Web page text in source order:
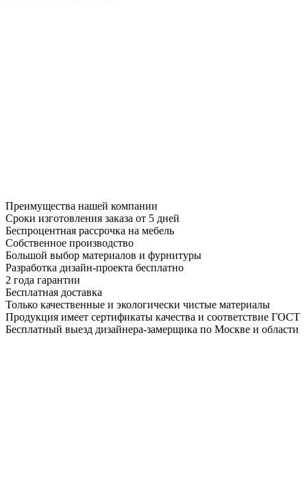
Преимущества нашей компании
Сроки изготовления заказа от 5 дней
Беспроцентная рассрочка на мебель
Собственное производство
Большой выбор материалов и фурнитуры
Разработка дизайн-проекта бесплатно
2 года гарантии
Бесплатная доставка
Только качественные и экологически чистые материалы
Продукция имеет сертификаты качества и соответствие ГОСТ
Бесплатный выезд дизайнера-замерщика по Москве и области